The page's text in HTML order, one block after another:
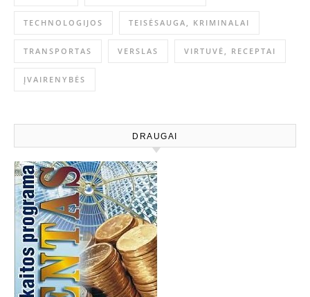
TECHNOLOGIJOS TEISĖSAUGA, KRIMINALAI
TRANSPORTAS VERSLAS VIRTUVĖ, RECEPTAI
ĮVAIRENYBĖS
DRAUGAI